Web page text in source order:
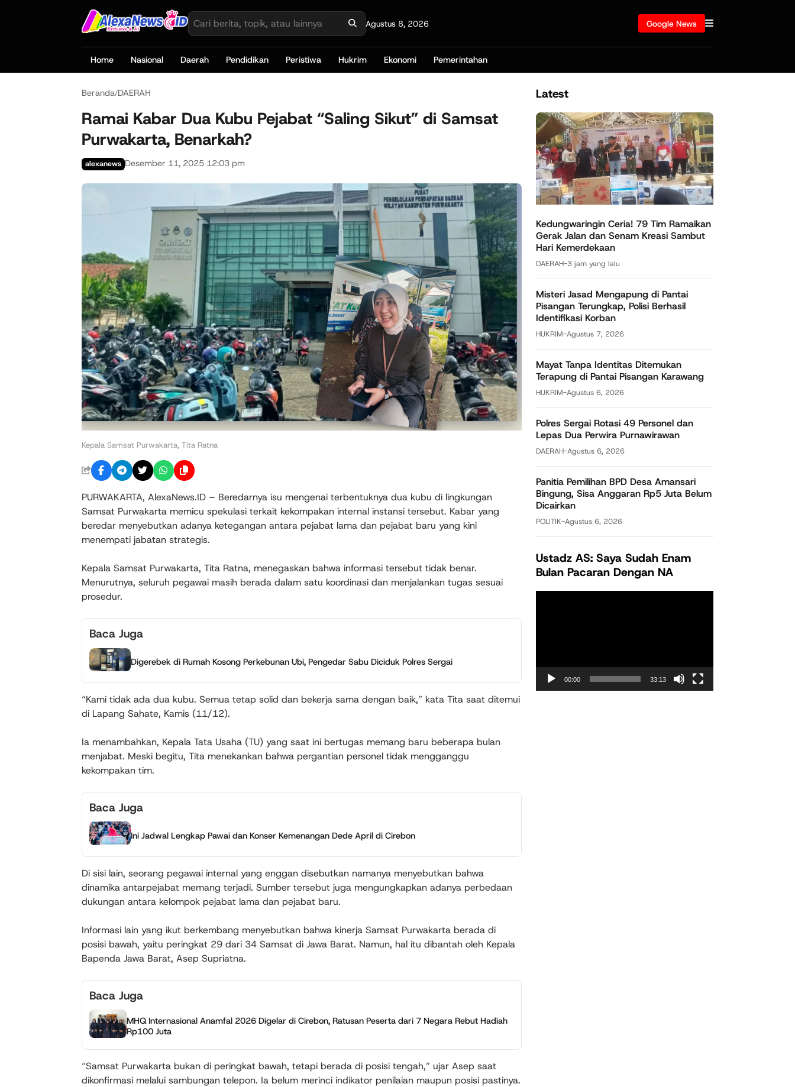
Agustus 8, 2026 Google News
Home Nasional Daerah Pendidikan Peristiwa Hukrim Ekonomi Pemerintahan
Beranda/DAERAH
Ramai Kabar Dua Kubu Pejabat “Saling Sikut” di Samsat
Purwakarta, Benarkah?
alexanews Desember 11, 2025 12:03 pm
Kepala Samsat Purwakarta, Tita Ratna
PURWAKARTA, AlexaNews.ID – Beredarnya isu mengenai terbentuknya dua kubu di lingkungan
Samsat Purwakarta memicu spekulasi terkait kekompakan internal instansi tersebut. Kabar yang
beredar menyebutkan adanya ketegangan antara pejabat lama dan pejabat baru yang kini
menempati jabatan strategis.
Kepala Samsat Purwakarta, Tita Ratna, menegaskan bahwa informasi tersebut tidak benar.
Menurutnya, seluruh pegawai masih berada dalam satu koordinasi dan menjalankan tugas sesuai
prosedur.
Baca Juga
Digerebek di Rumah Kosong Perkebunan Ubi, Pengedar Sabu Diciduk Polres Sergai
“Kami tidak ada dua kubu. Semua tetap solid dan bekerja sama dengan baik,” kata Tita saat ditemui
di Lapang Sahate, Kamis (11/12).
Ia menambahkan, Kepala Tata Usaha (TU) yang saat ini bertugas memang baru beberapa bulan
menjabat. Meski begitu, Tita menekankan bahwa pergantian personel tidak mengganggu
kekompakan tim.
Baca Juga
Ini Jadwal Lengkap Pawai dan Konser Kemenangan Dede April di Cirebon
Di sisi lain, seorang pegawai internal yang enggan disebutkan namanya menyebutkan bahwa
dinamika antarpejabat memang terjadi. Sumber tersebut juga mengungkapkan adanya perbedaan
dukungan antara kelompok pejabat lama dan pejabat baru.
Informasi lain yang ikut berkembang menyebutkan bahwa kinerja Samsat Purwakarta berada di
posisi bawah, yaitu peringkat 29 dari 34 Samsat di Jawa Barat. Namun, hal itu dibantah oleh Kepala
Bapenda Jawa Barat, Asep Supriatna.
Baca Juga
MHQ Internasional Anamfal 2026 Digelar di Cirebon, Ratusan Peserta dari 7 Negara Rebut Hadiah
Rp100 Juta
“Samsat Purwakarta bukan di peringkat bawah, tetapi berada di posisi tengah,” ujar Asep saat
dikonfirmasi melalui sambungan telepon. Ia belum merinci indikator penilaian maupun posisi pastinya.
Latest
Kedungwaringin Ceria! 79 Tim Ramaikan
Gerak Jalan dan Senam Kreasi Sambut
Hari Kemerdekaan
DAERAH-3 jam yang lalu
Misteri Jasad Mengapung di Pantai
Pisangan Terungkap, Polisi Berhasil
Identifikasi Korban
HUKRIM-Agustus 7, 2026
Mayat Tanpa Identitas Ditemukan
Terapung di Pantai Pisangan Karawang
HUKRIM-Agustus 6, 2026
Polres Sergai Rotasi 49 Personel dan
Lepas Dua Perwira Purnawirawan
DAERAH-Agustus 6, 2026
Panitia Pemilihan BPD Desa Amansari
Bingung, Sisa Anggaran Rp5 Juta Belum
Dicairkan
POLITIK-Agustus 6, 2026
Ustadz AS: Saya Sudah Enam
Bulan Pacaran Dengan NA
00:00 33:13